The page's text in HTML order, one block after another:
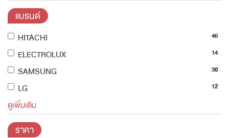
แบรนด์
HITACHI 46
ELECTROLUX 14
SAMSUNG 30
LG 12
ดูเพิ่มเติม
ราคา